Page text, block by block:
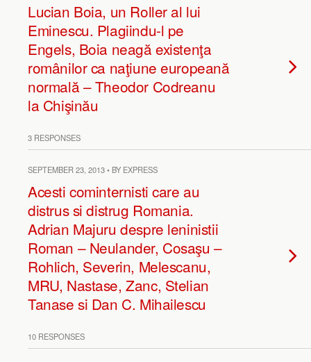
Lucian Boia, un Roller al lui
Eminescu. Plagiindu-l pe
Engels, Boia neagă existenţa
românilor ca naţiune europeană
normală – Theodor Codreanu
la Chişinău
3 RESPONSES
SEPTEMBER 23, 2013 • BY EXPRESS
Acesti cominternisti care au
distrus si distrug Romania.
Adrian Majuru despre leninistii
Roman – Neulander, Cosaşu –
Rohlich, Severin, Melescanu,
MRU, Nastase, Zanc, Stelian
Tanase si Dan C. Mihailescu
10 RESPONSES